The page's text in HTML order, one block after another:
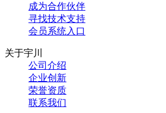
成为合作伙伴
寻找技术支持
会员系统入口
关于宇川
公司介绍
企业创新
荣誉资质
联系我们